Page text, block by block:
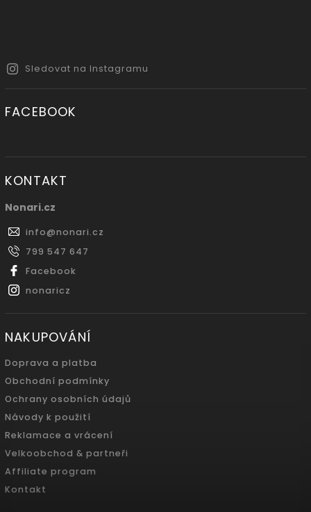
Sledovat na Instagramu
FACEBOOK
KONTAKT
Nonari.cz
info@nonari.cz
799 547 647
Facebook
nonaricz
NAKUPOVÁNÍ
Doprava a platba
Obchodní podmínky
Ochrany osobních údajů
Návody k použití
Reklamace a vrácení
Velkoobchod & partneři
Affiliate program
Kontakt